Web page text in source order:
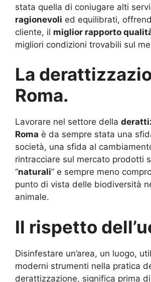
stata quella di coniugare alti
ragionevoli ed equilibrati,
cliente, il miglior rapporto
migliori condizioni trovabili sul
La
Roma.
Lavorare nel settore della
Roma è da sempre stata una
società, una sfida al
rintracciare sul mercato prodotti
“naturali” e sempre meno
punto di vista delle biodiversità
animale.
Il rispetto
Disinfestare un’area, un luogo,
moderni strumenti nella pratica
derattizzazione, significa prima